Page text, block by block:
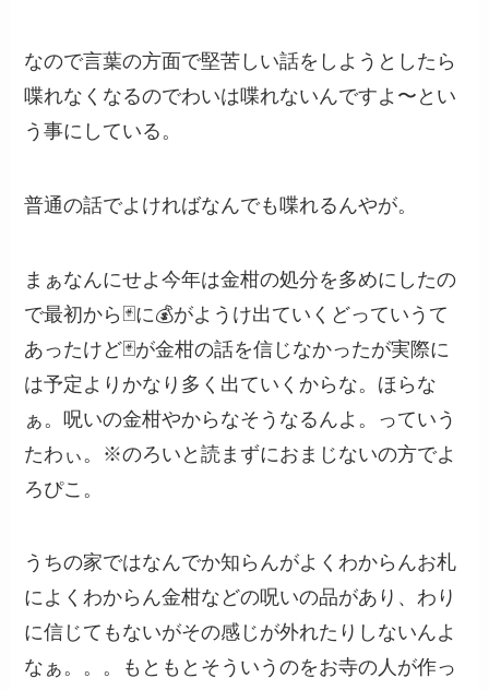
なので言葉の方面で堅苦しい話をしようとしたら
喋れなくなるのでわいは喋れないんですよ〜とい
う事にしている。
普通の話でよければなんでも喋れるんやが。
まぁなんにせよ今年は金柑の処分を多めにしたの
で最初から🃏に💰がようけ出ていくどっていうて
あったけど🃏が金柑の話を信じなかったが実際に
は予定よりかなり多く出ていくからな。ほらな
ぁ。呪いの金柑やからなそうなるんよ。っていう
たわぃ。※のろいと読まずにおまじないの方でよ
ろぴこ。
うちの家ではなんでか知らんがよくわからんお札
によくわからん金柑などの呪いの品があり、わり
に信じてもないがその感じが外れたりしないんよ
なぁ。。。もともとそういうのをお寺の人が作っ